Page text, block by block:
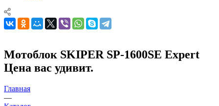
Мотоблок SKIPER SP-1600SE Expert
Цена вас удивит.
Главная
—